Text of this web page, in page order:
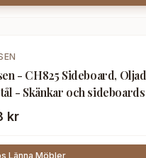
- CH825 Sideboard,
- Skänkar och sideboards
- Metall/Trä
kr
Länna Möbler